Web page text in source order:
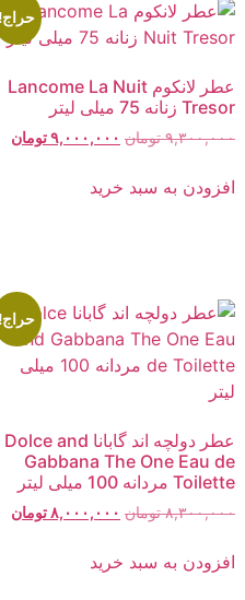
حراج!
عطر لانکوم Lancome La Nuit
Tresor زنانه 75 میلی لیتر
۹,۳۰۰,۰۰۰ تومانقیمت
بود.
۹,۰۰۰,۰۰۰تومان
افزودن به سبد خرید
حراج!
عطر دولچه اند گابانا Dolce and
Gabbana The One Eau de
Toilette مردانه 100 میلی لیتر
۸,۳۰۰,۰۰۰ تومانقیمت
بود.
۸,۰۰۰,۰۰۰تومان
افزودن به سبد خرید